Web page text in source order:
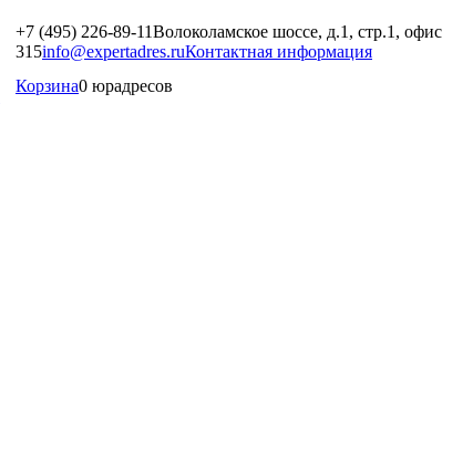
+7 (495) 226-89-11Волоколамское шоссе, д.1, стр.1, офис
315info@expertadres.ruКонтактная информация
Корзина0 юрадресов